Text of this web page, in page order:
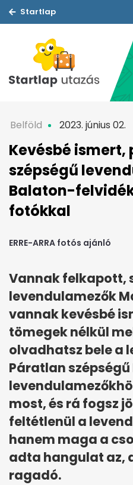
Startlap
Belföld 2023. június 02.
Kevésbé
szépségű
Balaton-
fotókkal
ERRE-ARRA fotós ajánló
Vannak felkapott,
levendulamezők
vannak kevésbé
tömegek nélkül
olvadhatsz bele a
Páratlan
most, és rá fogsz
feltétlenül a
hanem maga a
adta hangulat az,
ragadó.